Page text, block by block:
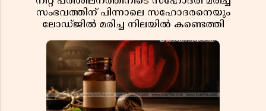
സംഭവത്തിന് പിന്നാലെ സഹോദരനെയും
ലോഡ്ജിൽ മരിച്ച നിലയിൽ കണ്ടെത്തി